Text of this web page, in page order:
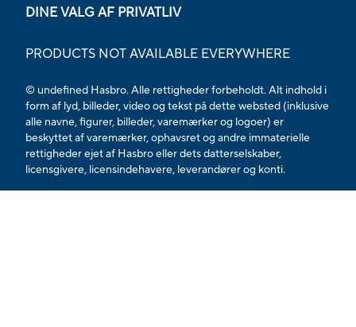
DINE VALG AF PRIVATLIV
PRODUCTS NOT AVAILABLE EVERYWHERE
© undefined Hasbro. Alle rettigheder forbeholdt. Alt indhold i
form af lyd, billeder, video og tekst på dette websted (inklusive
alle navne, figurer, billeder, varemærker og logoer) er
beskyttet af varemærker, ophavsret og andre immaterielle
rettigheder ejet af Hasbro eller dets datterselskaber,
licensgivere, licensindehavere, leverandører og konti.